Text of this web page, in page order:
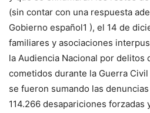
(sin contar con una respuesta
Gobierno español1 ), el 14 de
familiares y asociaciones
la Audiencia Nacional por delitos
cometidos durante la Guerra
se fueron sumando las
114.266 desapariciones